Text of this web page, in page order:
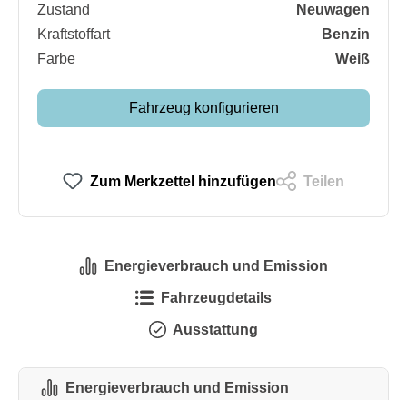
Zustand
Neuwagen
Kraftstoffart
Benzin
Farbe
Weiß
Fahrzeug konfigurieren
Zum Merkzettel hinzufügen Teilen
Energieverbrauch und Emission
Fahrzeugdetails
Ausstattung
Energieverbrauch und Emission